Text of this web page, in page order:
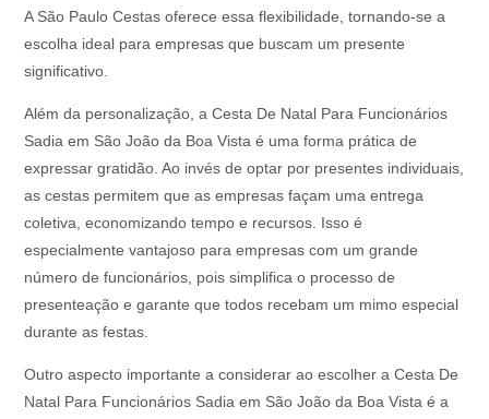
A São Paulo Cestas oferece essa flexibilidade, tornando-se a
escolha ideal para empresas que buscam um presente
significativo.
Além da personalização, a Cesta De Natal Para Funcionários
Sadia em São João da Boa Vista é uma forma prática de
expressar gratidão. Ao invés de optar por presentes individuais,
as cestas permitem que as empresas façam uma entrega
coletiva, economizando tempo e recursos. Isso é
especialmente vantajoso para empresas com um grande
número de funcionários, pois simplifica o processo de
presenteação e garante que todos recebam um mimo especial
durante as festas.
Outro aspecto importante a considerar ao escolher a Cesta De
Natal Para Funcionários Sadia em São João da Boa Vista é a